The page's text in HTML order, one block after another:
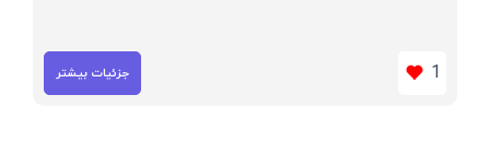
1 جزئیات بیشتر